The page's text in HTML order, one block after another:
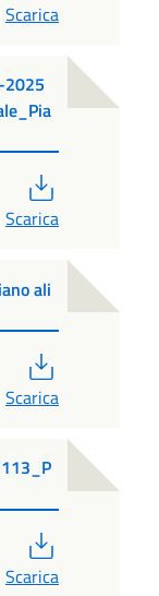
Scarica
Scarica
ali
Scarica
Scarica